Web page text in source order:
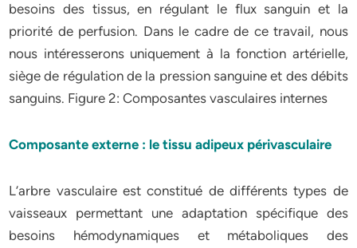
besoins des tissus, en régulant le flux sanguin et la
priorité de perfusion. Dans le cadre de ce travail, nous
nous intéresserons uniquement à la fonction artérielle,
siège de régulation de la pression sanguine et des débits
sanguins. Figure 2: Composantes vasculaires internes
Composante externe : le tissu adipeux périvasculaire
L’arbre vasculaire est constitué de différents types de
vaisseaux permettant une adaptation spécifique des
besoins hémodynamiques et métaboliques des